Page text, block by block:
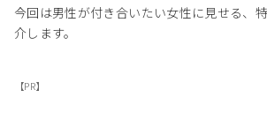
今回は男性が付き合いたい女性に見せる、
介します。
【PR】